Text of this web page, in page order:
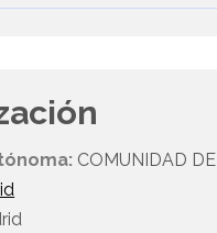
COMUNIDAD